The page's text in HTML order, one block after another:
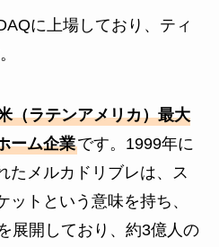
に上場しており、ティ
（ラテンアメリカ）最大
ーム企業です。1999年に
たメルカドリブレは、ス
トという意味を持ち、
展開しており、約3億人の